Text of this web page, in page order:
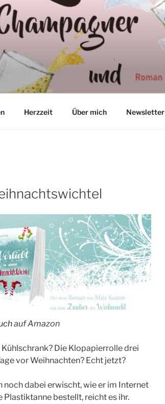
Herzzeit Über mich Newsletter
auf Amazon
Die Klopapierrolle drei
vor Weihnachten? Echt jetzt?
noch dabei erwischt, wie er im Internet
bestellt, reicht es ihr.